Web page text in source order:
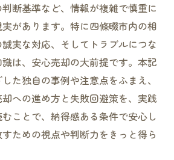
断基準など、情報が複雑で慎重に
があります。特に四條畷市内の相
実な対応、そしてトラブルにつな
は、安心売却の大前提です。本記
た独自の事例や注意点をふまえ、
への進め方と失敗回避策を、実践
ことで、納得感ある条件で安心し
ための視点や判断力をきっと得ら